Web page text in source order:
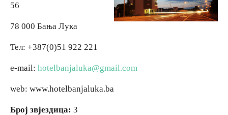
Вјерски туризам
Авантура
56
78 000 Бања Лука
Тел: +387(0)51 922 221
e-mail: hotelbanjaluka@gmail.com
web: www.hotelbanjaluka.ba
Број звјездица: 3
Вјерски туризам
Авантура